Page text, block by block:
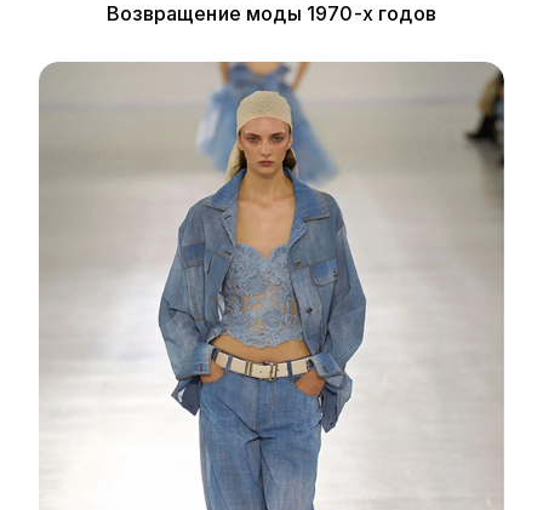
Возвращение моды 1970-х годов